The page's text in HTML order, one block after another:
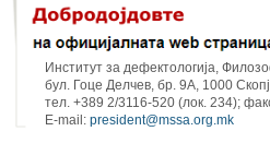
Институт за дефектологија,
бул. Гоце Делчев, бр. 9А, 1000
тел. +389 2/3116-520 (лок. 234);
E-mail:president@mssa.org.mk